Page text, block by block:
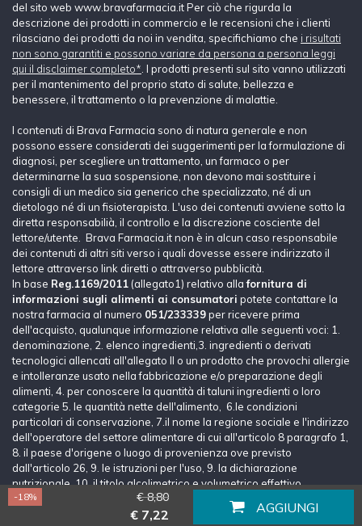
€ 8,80
-18%
€ 7,22 AGGIUNGI
Lascia un messaggio
del sito web www.bravafarmacia.it Per ciò che rigurda la
descrizione dei prodotti in commercio e le recensioni che i clienti
rilasciano dei prodotti da noi in vendita, specifichiamo che i risultati
non sono garantiti e possono variare da persona a persona leggi
qui il disclaimer completo* . I prodotti presenti sul sito vanno utilizzati
per il mantenimento del proprio stato di salute, bellezza e
benessere, il trattamento o la prevenzione di malattie.
I contenuti di Brava Farmacia sono di natura generale e non
possono essere considerati dei suggerimenti per la formulazione di
diagnosi, per scegliere un trattamento, un farmaco o per
determinarne la sua sospensione, non devono mai sostituire i
consigli di un medico sia generico che specializzato, né di un
dietologo né di un fisioterapista. L'uso dei contenuti avviene sotto la
diretta responsabilià, il controllo e la discrezione cosciente del
lettore/utente. Brava Farmacia.it non è in alcun caso responsabile
dei contenuti di altri siti verso i quali dovesse essere indirizzato il
lettore attraverso link diretti o attraverso pubblicità.
In base Reg.1169/2011 (allegato1) relativo allafornitura di
informazioni sugli alimenti ai consumatori potete contattare la
nostra farmacia al numero 051/233339per ricevere prima
dell'acquisto, qualunque informazione relativa alle seguenti voci: 1.
denominazione, 2. elenco ingredienti,3. ingredienti o derivati
tecnologici allencati all'allegato II o un prodotto che provochi allergie
e intolleranze usato nella fabbricazione e/o preparazione degli
alimenti, 4. per conoscere la quantità di taluni ingredienti o loro
categorie 5. le quantità nette dell'alimento, 6.le condizioni
particolari di conservazione, 7.il nome la regione sociale e l'indirizzo
dell'operatore del settore alimentare di cui all'articolo 8 paragrafo 1,
8. il paese d'origene o luogo di provenienza ove previsto
dall'articolo 26, 9. le istruzioni per l'uso, 9. la dichiarazione
nutrizionale, 10. il titolo alcolimetrico e volumetrico effettivo.